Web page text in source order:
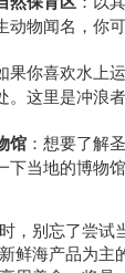
动物闻名，你
果你喜欢水上
。这里是冲浪
馆 ：想要了解
下当地的博物
，别忘了尝试
鲜海产品为主